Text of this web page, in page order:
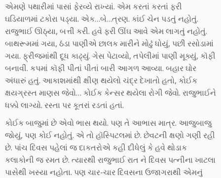
એમણે પથારીમાં પાસાં ફેરવ્યે રાખ્યાં. એમ કરતાં કરતાં ફરી
ઘડિયાળમાં ટકોરા પડ્યા. એક…બે…ત્રણ. કાંઈ ચેન પડતું નહોતું.
રાજુભાઈ ઊઠ્યા, બત્તી કરી. હવે ફરી ઊંઘ આવે એમ લાગતું નહોતું.
બાથરૂમમાં ગયા, ઠંડા પાણીએ છાલક મારીને મોઢું ધોયું, પછી રસોડામાં
ગયા. ફ્રીજમાંથી દૂધ કાઢ્યું. ગેસ પેટાવ્યો, તપેલીમાં પાણી મૂક્યું, કૉફી
બનાવી. કપમાં કૉફી પીતાં પીતાં બારી આગળ આવ્યા. બહાર ઘોર
અંધારું હતું. આકાશમાંથી ક્ષીણ થયેલો ચંદ્ર દેખાતો હતો, કોઈક
ક્ષયગ્રસ્ત માણસ જેવો… કોઈક કેન્સર થયેલા રોગી જેવો. રાજુભાઈને
ધક્કો લાગ્યો. રસ્તા પર કૂતરાં રડતાં હતાં.
કોઈક બાજુમાં છે એવો ભાસ થયો. પણ તે આભાસ માત્ર. આજુબાજુ
જોયું, પણ કોઈ નહોતું. એ તો હૉસ્પિટલમાં છે. છેવટની ક્ષણો ગણી રહી
છે. પાંચ દિવસ પહેલાં જ દાકતરોએ કહી દીધેલું કે હવે થોડાક
કલાકોની જ રમત છે. ત્યારથી રાજુભાઈ રાત ને દિવસ પત્નીના ખાટલા
પાસેથી ખસ્યા નહોતા. પણ ચાર-ચાર દિવસના ઉજાગરાથી એમનું